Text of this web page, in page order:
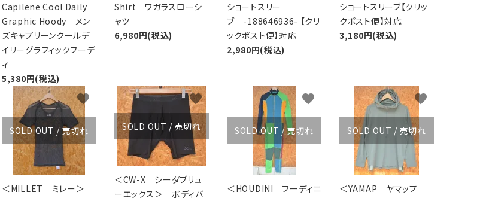
Capilene Cool Daily
Graphic Hoody メン
ズキャプリーンクールデ
イリーグラフィックフーデ
ィ
5,380円(税込)
Shirt ワガラスローシ
ャツ
6,980円(税込)
ショートスリー
ブ -188646936- 【クリ
ックポスト便】対応
2,980円(税込)
ショートスリーブ【クリッ
クポスト便】対応
3,180円(税込)
SOLD OUT / 売切れ
＜MILLET ミレー＞
favorite
SOLD OUT / 売切れ
＜CW-X シーダブリュ
ーエックス＞ ボディバ
favorite
SOLD OUT / 売切れ
＜HOUDINI フーディニ
favorite
SOLD OUT / 売切れ
＜YAMAP ヤマップ
favorite